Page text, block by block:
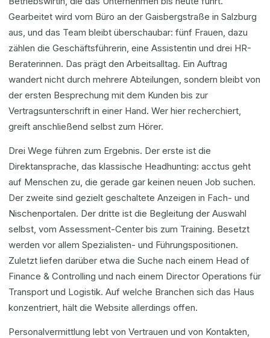
Gearbeitet wird vom Büro an der Gaisbergstraße in Salzburg
aus, und das Team bleibt überschaubar: fünf Frauen, dazu
zählen die Geschäftsführerin, eine Assistentin und drei HR-
Beraterinnen. Das prägt den Arbeitsalltag. Ein Auftrag
wandert nicht durch mehrere Abteilungen, sondern bleibt von
der ersten Besprechung mit dem Kunden bis zur
Vertragsunterschrift in einer Hand. Wer hier recherchiert,
greift anschließend selbst zum Hörer.
Drei Wege führen zum Ergebnis. Der erste ist die
Direktansprache, das klassische Headhunting: acctus geht
auf Menschen zu, die gerade gar keinen neuen Job suchen.
Der zweite sind gezielt geschaltete Anzeigen in Fach- und
Nischenportalen. Der dritte ist die Begleitung der Auswahl
selbst, vom Assessment-Center bis zum Training. Besetzt
werden vor allem Spezialisten- und Führungspositionen.
Zuletzt liefen darüber etwa die Suche nach einem Head of
Finance & Controlling und nach einem Director Operations für
Transport und Logistik. Auf welche Branchen sich das Haus
konzentriert, hält die Website allerdings offen.
Personalvermittlung lebt von Vertrauen und von Kontakten,